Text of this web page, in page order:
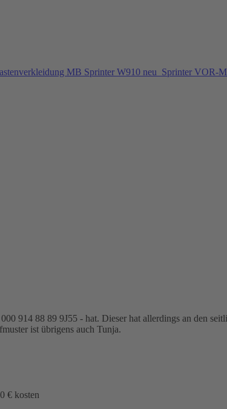
MB Sprinter W910 neu Sprinter VOR-
914 88 89 9J55 - hat. Dieser hat allerdings an den
ist übrigens auch Tunja.
€ kosten